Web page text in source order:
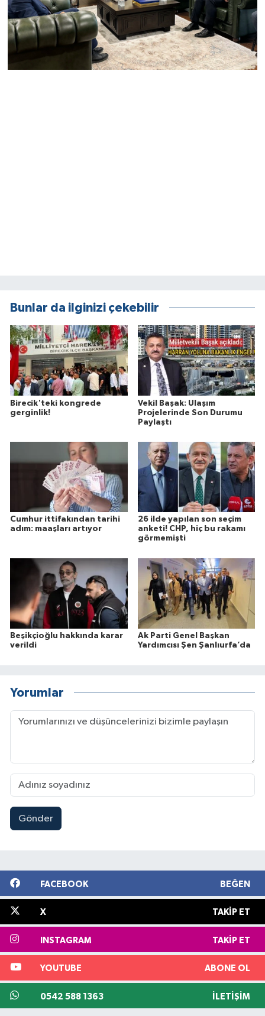
Bunlar da ilginizi çekebilir
Birecik'teki kongrede
gerginlik!
Vekil Başak: Ulaşım
Projelerinde Son Durumu
Paylaştı
Cumhur ittifakından tarihi
adım: maaşları artıyor
26 ilde yapılan son seçim
anketi! CHP, hiç bu rakamı
görmemişti
Beşikçioğlu hakkında karar
verildi
Ak Parti Genel Başkan
Yardımcısı Şen Şanlıurfa’da
Yorumlar
Gönder
FACEBOOK BEĞEN
X TAKIP ET
INSTAGRAM TAKIP ET
YOUTUBE ABONE OL
0542 588 1363 İLETIŞIM